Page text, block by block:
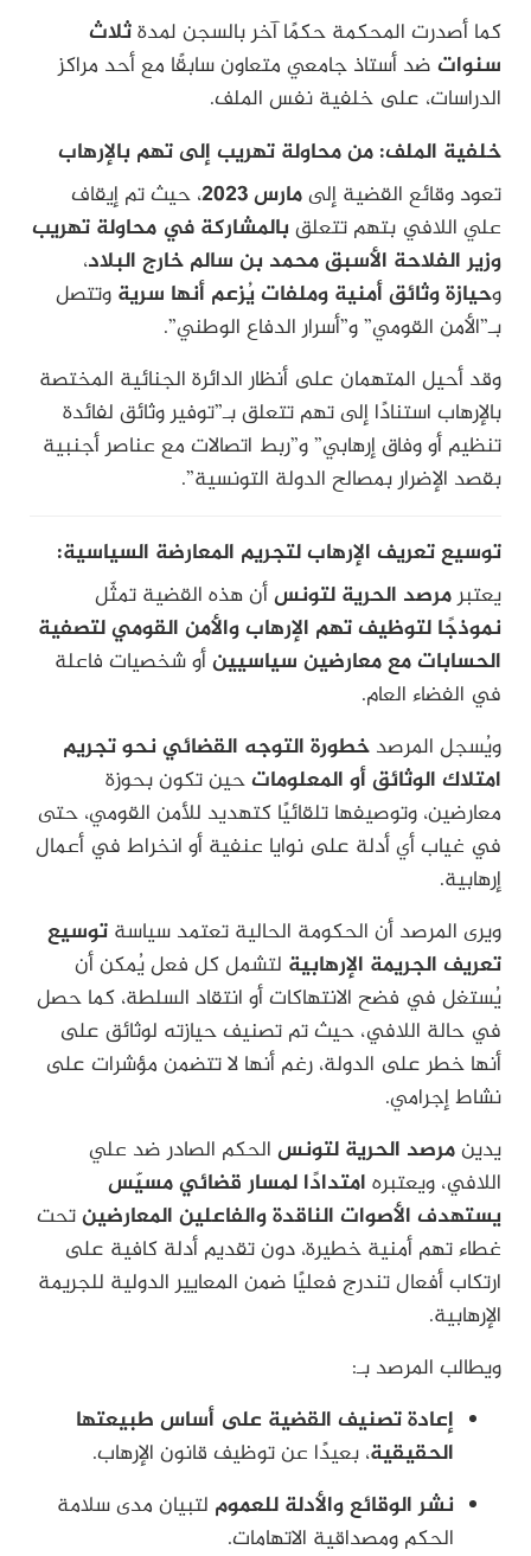
كما أصدرت المحكمة حكمًا آخر بالسجن لمدةثلاث
سنوات ضد أستاذ جامعي متعاون سابقًا مع أحد مراكز
الدراسات، على خلفية نفس الملف.
خلفية الملف: من محاولة تهريب إلى تهم بالإرهاب
تعود وقائع القضية إلىمارس 2023
، حيث تم إيقاف
علي اللافي بتهم تتعلق بالمشاركة في محاولة تهريب
وزير الفلاحة الأسبق محمد بن سالم خارج البلاد،
وحيازة وثائق أمنية وملفات يُزعم أنها سرية وتتصل
بـ”الأمن القومي” و”أسرار الدفاع الوطني”.
وقد أحيل المتهمان على أنظار الدائرة الجنائية المختصة
بالإرهاب استنادًا إلى تهم تتعلق بـ”توفير وثائق لفائدة
تنظيم أو وفاق إرهابي” و”ربط اتصالات مع عناصر أجنبية
بقصد الإضرار بمصالح الدولة التونسية”.
توسيع تعريف الإرهاب لتجريم المعارضة السياسية:
يعتبرمرصد الحرية لتونسأن هذه القضية تمثّل
نموذجًا لتوظيف تهم الإرهاب والأمن القومي لتصفية
الحسابات مع معارضين سياسيينأو شخصيات فاعلة
في الفضاء العام.
ويُسجل المرصد خطورة التوجه القضائي نحو تجريم
امتلاك الوثائق أو المعلوماتحين تكون بحوزة
معارضين، وتوصيفها تلقائيًا كتهديد للأمن القومي، حتى
في غياب أي أدلة على نوايا عنفية أو انخراط في أعمال
إرهابية.
ويرى المرصد أن الحكومة الحالية تعتمد سياسة توسيع
تعريف الجريمة الإرهابية لتشمل كل فعل يُمكن أن
يُستغل في فضح الانتهاكات أو انتقاد السلطة، كما حصل
في حالة اللافي، حيث تم تصنيف حيازته لوثائق على
أنها خطر على الدولة، رغم أنها لا تتضمن مؤشرات على
نشاط إجرامي.
يدينمرصد الحرية لتونس الحكم الصادر ضد علي
اللافي، ويعتبره امتدادًا لمسار قضائي مسيّس
يستهدف الأصوات الناقدة والفاعلين المعارضينتحت
غطاء تهم أمنية خطيرة، دون تقديم أدلة كافية على
ارتكاب أفعال تندرج فعليًا ضمن المعايير الدولية للجريمة
الإرهابية.
ويطالب المرصد بـ:
إعادة تصنيف القضية على أساس طبيعتها
الحقيقية، بعيدًا عن توظيف قانون الإرهاب.
نشر الوقائع والأدلة للعموم لتبيان مدى سلامة
الحكم ومصداقية الاتهامات.